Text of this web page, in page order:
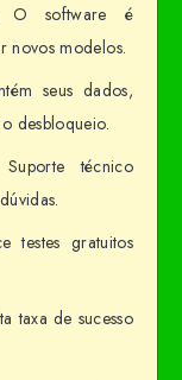
O software é
novos modelos.
seus dados,
desbloqueio.
Suporte técnico
testes gratuitos
taxa de sucesso